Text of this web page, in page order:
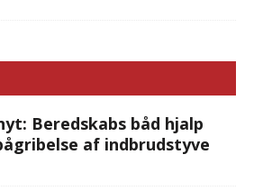
Beredskabs båd hjalp
af indbrudstyve